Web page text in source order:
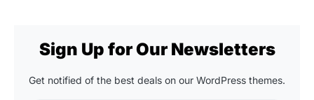
Sign Up for Our Newsletters
Get notified of the best deals on our WordPress themes.